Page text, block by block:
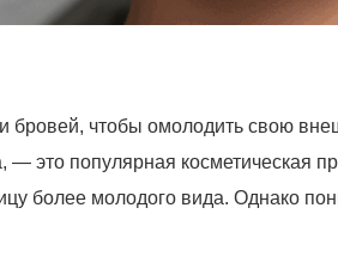
бровей, чтобы омолодить свою
— это популярная косметическая
более молодого вида. Однако